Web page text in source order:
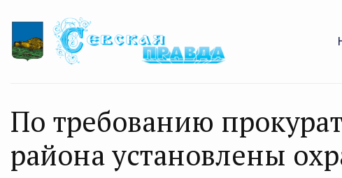
По требованию
района установлены